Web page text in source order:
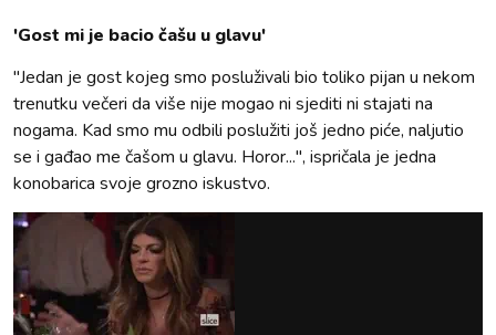
'Gost mi je bacio čašu u glavu'
"Jedan je gost kojeg smo posluživali bio toliko pijan u nekom
trenutku večeri da više nije mogao ni sjediti ni stajati na
nogama. Kad smo mu odbili poslužiti još jedno piće, naljutio
se i gađao me čašom u glavu. Horor...", ispričala je jedna
konobarica svoje grozno iskustvo.